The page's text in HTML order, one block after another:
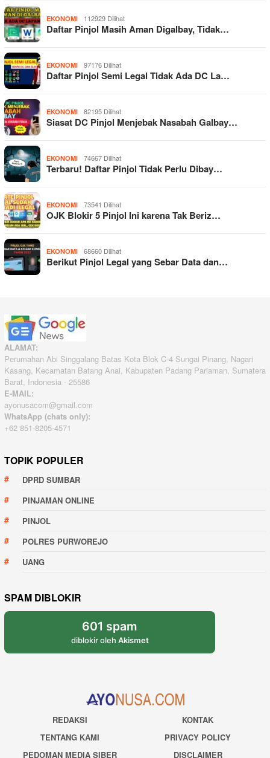
EKONOMI 112929 Dilihat
Daftar Pinjol Masih Aman Digalbay, Tidak…
EKONOMI 97176 Dilihat
Daftar Pinjol Semi Legal Tidak Ada DC La…
EKONOMI 82195 Dilihat
Siasat DC Pinjol Menjebak Nasabah Galbay…
EKONOMI 74667 Dilihat
Terbaru! Daftar Pinjol Tidak Perlu Dibay…
EKONOMI 73541 Dilihat
OJK Blokir 5 Pinjol Ini karena Tak Beriz…
EKONOMI 68660 Dilihat
Berikut Pinjol Legal yang Sebar Data dan…
ALAMAT:
Perumahan Abi Singgalang Batas Kota Blok C-4 Sungai Pinang, Nagari
Kasang, Kecamatan Batang Anai, Kabupaten Padang Pariaman, Sumatera
Barat, Indonesia - 25586
E-MAIL:
ayonusacom@gmail.com
WhatsApp (chats only):
+62 851-8205-4571
TOPIK POPULER
DPRD SUMBAR
PINJAMAN ONLINE
PINJOL
POLRES PURWOREJO
UANG
SPAM DIBLOKIR
601 spam
diblokir oleh Akismet
REDAKSI
KONTAK
TENTANG KAMI
PRIVACY POLICY
PEDOMAN MEDIA SIBER
DISCLAIMER